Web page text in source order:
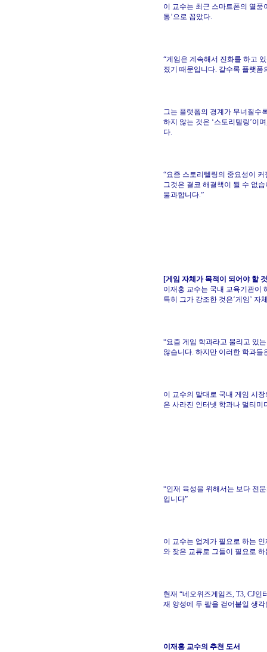
이 교수는 최근 스마트폰의 열풍
통’으로 꼽았다.
“게임은 계속해서 진화를 하고
졌기 때문입니다. 갈수록 플랫폼
그는 플랫폼의 경계가 무너질수
하지 않는 것은 ‘스토리텔링’이
다.
“요즘 스토리텔링의 중요성이
그것은 결코 해결책이 될 수 없
불과합니다.”
[게임 자체가 목적이 되어야 할
이재홍 교수는 국내 교육기관이
특히 그가 강조한 것은‘게임’ 자
“요즘 게임 학과라고 불리고 있
않습니다. 하지만 이러한 학과들
이 교수의 말대로 국내 게임 시
은 사라진 인터넷 학과나 멀티
“인재 육성을 위해서는 보다 전
입니다”
이 교수는 업계가 필요로 하는
와 잦은 교류로 그들이 필요로
현재 “네오위즈게임즈, T3, CJ
재 양성에 두 팔을 걷어붙일 생각
이재홍 교수의 추천 도서